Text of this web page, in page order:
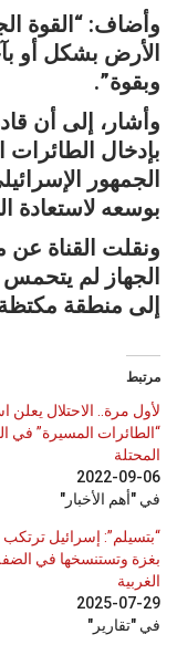
وأضاف: “القوة
الأرض بشكل أو
وبقوة”.
وأشار، إلى أن
بإدخال الطائرات
الجمهور
بوسعه لاستعادة
ونقلت القناة عن
الجهاز لم
إلى منطقة
مرتبط
لأول مرة.. الاحتلال يعلن
“الطائرات المسيرة” في
المحتلة
2022-09-06
في "أهم الأخبار"
“بتسيلم”: إسرائيل ترتكب
بغزة وتستنسخها في
الغربية
2025-07-29
في "تقارير"